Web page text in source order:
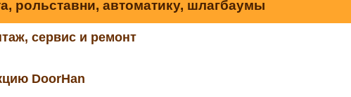
рольставни, автоматику, шлагбаумы
сервис и ремонт
DoorHan